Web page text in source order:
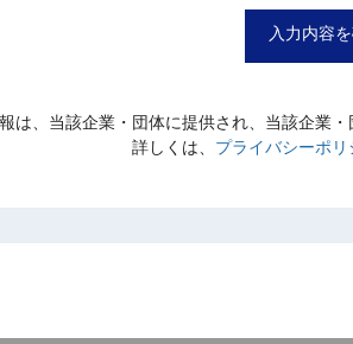
入力内容
は、当該企業・団体に提供され、当該企業
詳しくは、 プライバシーポリ